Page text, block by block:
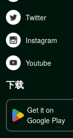
Twitter
Instagram
Youtube
下载
Get it on
Google Play